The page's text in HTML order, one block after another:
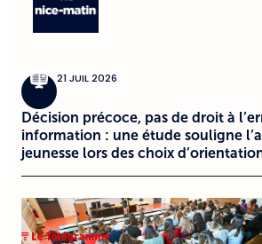
21 JUIL 2026
Décision précoce, pas de droit à
information : une étude souligne
jeunesse lors des choix